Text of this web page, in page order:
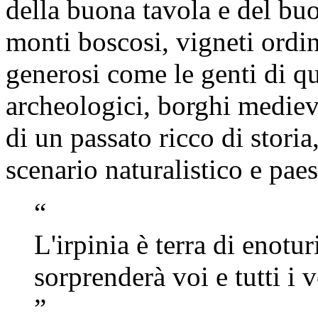
della buona tavola e del
monti boscosi, vigneti
generosi come le genti di
archeologici, borghi
di un passato ricco di
scenario naturalistico e
“
L'irpinia è terra di
sorprenderà voi e tutti i
”